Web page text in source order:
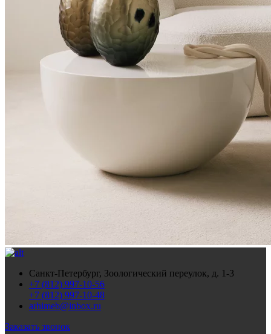
Санкт-Петербург, Зоологический переулок, д. 1-3
+7 (812) 997-10-56
+7 (812) 997-10-48
arhimeb@inbox.ru
Заказать звонок